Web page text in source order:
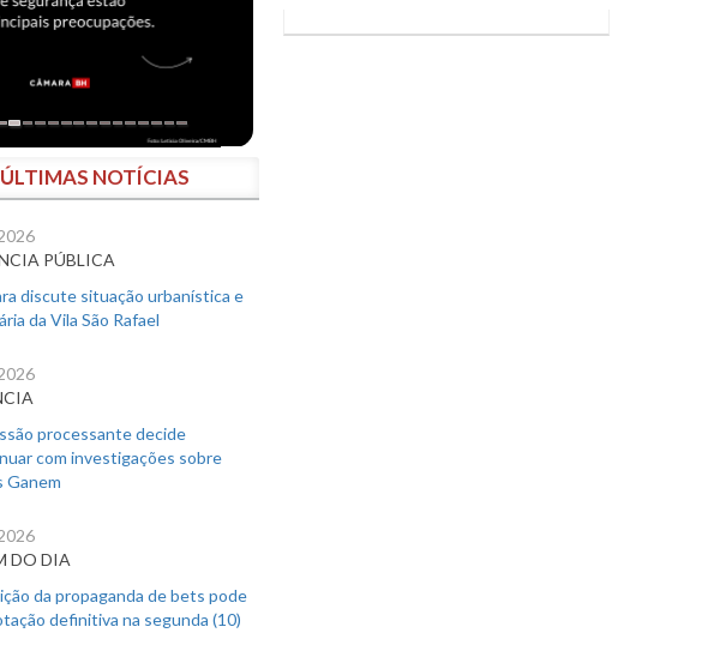
ÚLTIMAS NOTÍCIAS
PÚBLICA
discute situação urbanística e
da Vila São Rafael
processante decide
com investigações sobre
Ganem
DO DIA
da propaganda de bets pode
definitiva na segunda (10)